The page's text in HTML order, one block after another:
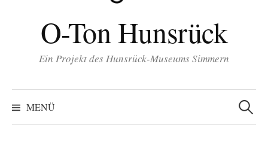
O-Ton Hunsrück
Ein Projekt des Hunsrück-Museums Simmern
MENÜ
Suchen
nach: